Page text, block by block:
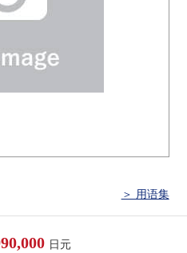
＞ 用语集
日元